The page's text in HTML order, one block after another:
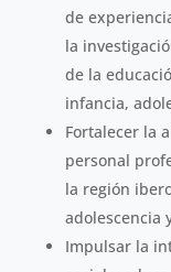
de
la
de la
infancia,
Fortalecer la
personal
la región
adolescencia
Impulsar la